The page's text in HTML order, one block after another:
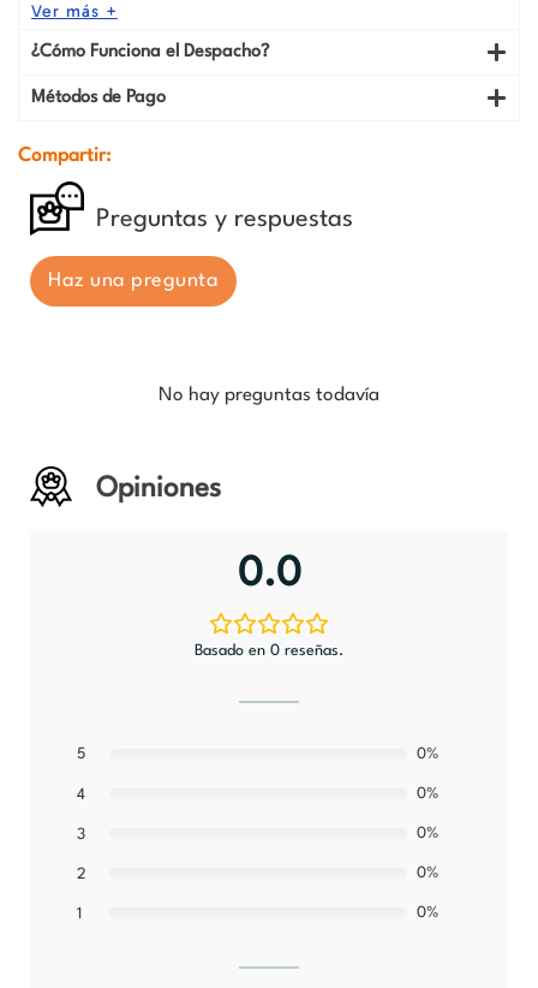
Ver más +
¿Cómo Funciona el Despacho?
Métodos de Pago
Compartir:
Preguntas y respuestas
Haz una pregunta
No hay preguntas todavía
Opiniones
0.0
Basado en 0 reseñas.
5 0%
4 0%
3 0%
2 0%
1 0%